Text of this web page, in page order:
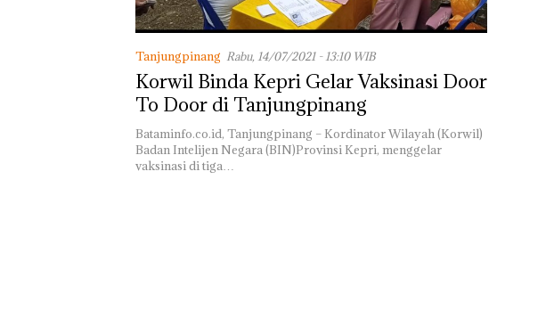
Tanjungpinang Rabu, 14/07/2021 - 13:10 WIB
Korwil Binda Kepri Gelar Vaksinasi Door
To Door di Tanjungpinang
Bataminfo.co.id, Tanjungpinang – Kordinator Wilayah (Korwil)
Badan Intelijen Negara (BIN)Provinsi Kepri, menggelar
vaksinasi di tiga…